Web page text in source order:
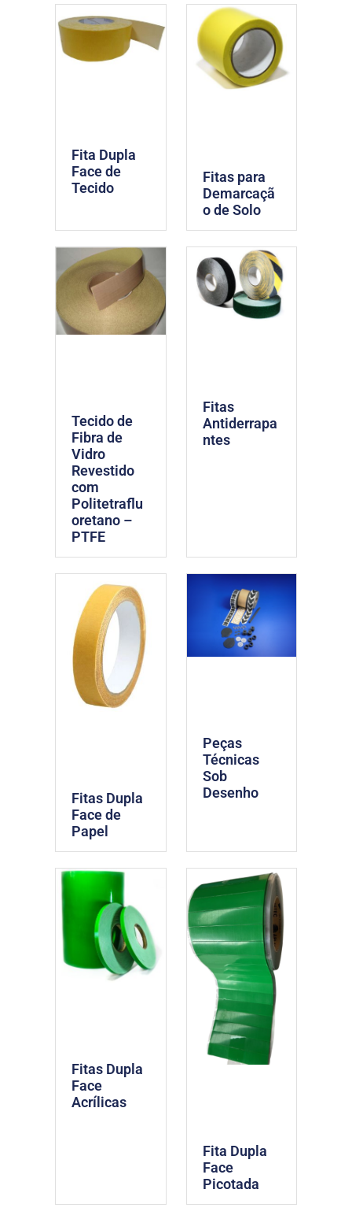
Fita Dupla
Face de
Tecido
Fitas para
Demarcaçã
o de Solo
Tecido de
Fibra de
Vidro
Revestido
com
Politetraflu
oretano –
PTFE
Fitas
Antiderrapa
ntes
Fitas Dupla
Face de
Papel
Peças
Técnicas
Sob
Desenho
Fitas Dupla
Face
Acrílicas
Fita Dupla
Face
Picotada